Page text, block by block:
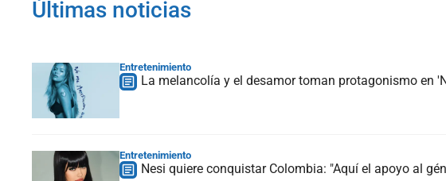
Últimas noticias
Entretenimiento
La melancolía y el desamor toman protagonismo en
Entretenimiento
Nesi quiere conquistar Colombia: "Aquí el apoyo al